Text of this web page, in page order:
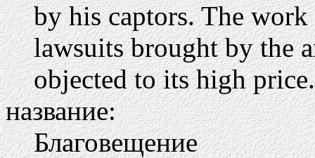
by his captors. The
lawsuits brought by the
objected to its high price.
название:
Благовещение